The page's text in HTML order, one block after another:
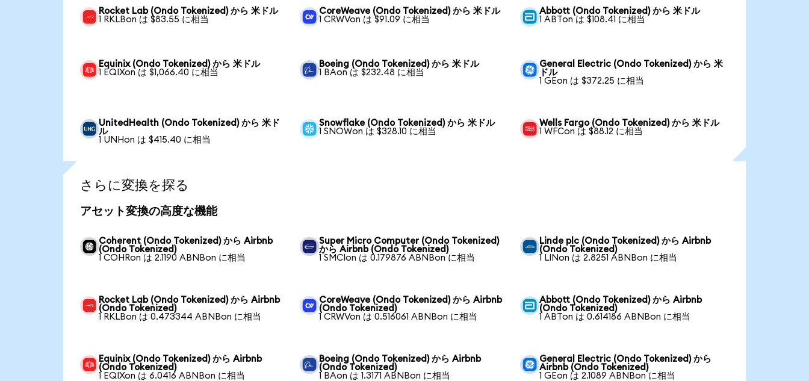
Rocket Lab (Ondo Tokenized) から 米ドル
1 RKLBon は $83.55 に相当
CoreWeave (Ondo Tokenized) から 米ドル
1 CRWVon は $91.09 に相当
Abbott (Ondo Tokenized) から 米ドル
1 ABTon は $108.41 に相当
Equinix (Ondo Tokenized) から 米ドル
1 EQIXon は $1,066.40 に相当
Boeing (Ondo Tokenized) から 米ドル
1 BAon は $232.48 に相当
General Electric (Ondo Tokenized) から 米
ドル
1 GEon は $372.25 に相当
UnitedHealth (Ondo Tokenized) から 米ド
ル
1 UNHon は $415.40 に相当
Snowflake (Ondo Tokenized) から 米ドル
1 SNOWon は $328.10 に相当
Wells Fargo (Ondo Tokenized) から 米ドル
1 WFCon は $88.12 に相当
さらに変換を探る
アセット変換の高度な機能
Coherent (Ondo Tokenized) から Airbnb
(Ondo Tokenized)
1 COHRon は 2.1190 ABNBon に相当
Super Micro Computer (Ondo Tokenized)
から Airbnb (Ondo Tokenized)
1 SMCIon は 0.179876 ABNBon に相当
Linde plc (Ondo Tokenized) から Airbnb
(Ondo Tokenized)
1 LINon は 2.8251 ABNBon に相当
Rocket Lab (Ondo Tokenized) から Airbnb
(Ondo Tokenized)
1 RKLBon は 0.473344 ABNBon に相当
CoreWeave (Ondo Tokenized) から Airbnb
(Ondo Tokenized)
1 CRWVon は 0.516061 ABNBon に相当
Abbott (Ondo Tokenized) から Airbnb
(Ondo Tokenized)
1 ABTon は 0.614186 ABNBon に相当
Equinix (Ondo Tokenized) から Airbnb
(Ondo Tokenized)
1 EQIXon は 6.0416 ABNBon に相当
Boeing (Ondo Tokenized) から Airbnb
(Ondo Tokenized)
1 BAon は 1.3171 ABNBon に相当
General Electric (Ondo Tokenized) から
Airbnb (Ondo Tokenized)
1 GEon は 2.1089 ABNBon に相当